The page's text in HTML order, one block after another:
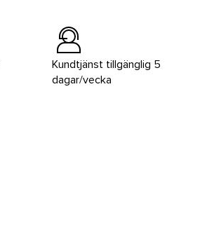
Kundtjänst tillgänglig 5
dagar/vecka